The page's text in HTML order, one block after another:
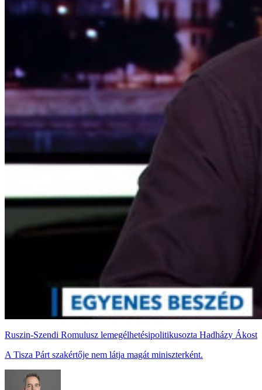
Ruszin-Szendi Romulusz lemegélhetésipolitikusozta Hadházy Ákost
A Tisza Párt szakértője nem látja magát miniszterként.